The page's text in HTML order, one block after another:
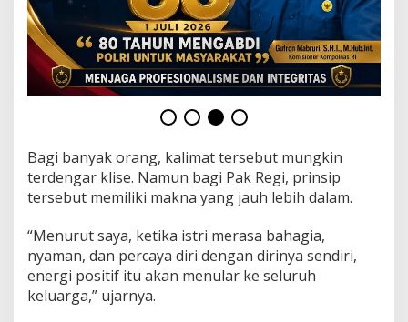
Bagi banyak orang, kalimat tersebut mungkin
terdengar klise. Namun bagi Pak Regi, prinsip
tersebut memiliki makna yang jauh lebih dalam.
“Menurut saya, ketika istri merasa bahagia,
nyaman, dan percaya diri dengan dirinya sendiri,
energi positif itu akan menular ke seluruh
keluarga,” ujarnya.